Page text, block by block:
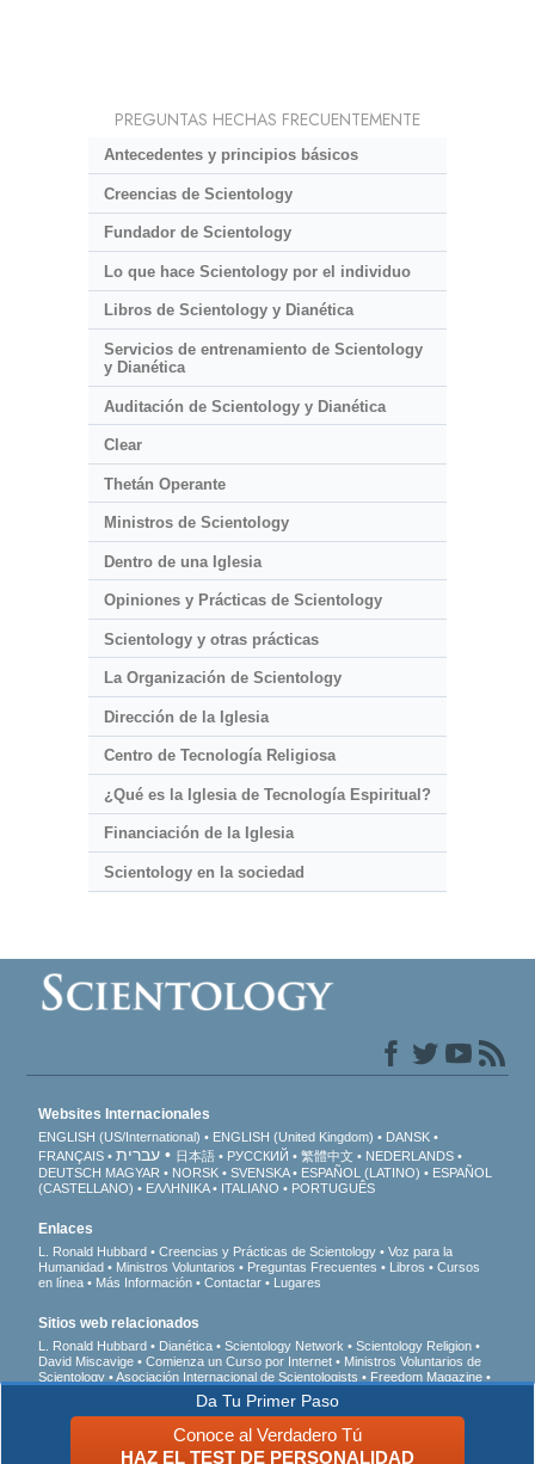
PREGUNTAS HECHAS FRECUENTEMENTE
Antecedentes y principios básicos
Creencias de Scientology
Fundador de Scientology
Lo que hace Scientology por el individuo
Libros de Scientology y Dianética
Servicios de entrenamiento de Scientology
y Dianética
Auditación de Scientology y Dianética
Clear
Thetán Operante
Ministros de Scientology
Dentro de una Iglesia
Opiniones y Prácticas de Scientology
Scientology y otras prácticas
La Organización de Scientology
Dirección de la Iglesia
Centro de Tecnología Religiosa
¿Qué es la Iglesia de Tecnología Espiritual?
Financiación de la Iglesia
Scientology en la sociedad
Da Tu Primer Paso
Conoce al Verdadero Tú
HAZ EL TEST DE PERSONALIDAD
Websites Internacionales
ENGLISH (US/International) ENGLISH (United Kingdom)
DANSK
FRANÇAIS
עברית 日本語 РУССКИЙ 繁體中文
NEDERLANDS
DEUTSCH MAGYAR NORSK SVENSKA ESPAÑOL (LATINO)
ESPAÑOL
(CASTELLANO)
ΕΛΛΗΝΙΚA ITALIANO PORTUGUÊS
Enlaces
L. Ronald Hubbard Creencias y Prácticas de Scientology
Voz para la
Humanidad
Ministros Voluntarios Preguntas Frecuentes Libros
Cursos
en línea
Más Información Contactar Lugares
Sitios web relacionados
L. Ronald Hubbard Dianética Scientology Network
Scientology Religion
David Miscavige
Comienza un Curso por Internet
Ministros Voluntarios de
Scientology
Asociación Internacional de Scientologists
Freedom Magazine
En Apoyo de Un Mundo Sin Drogas
Jóvenes por los Derechos Humanos
Ciudadanos por los Derechos Humanos